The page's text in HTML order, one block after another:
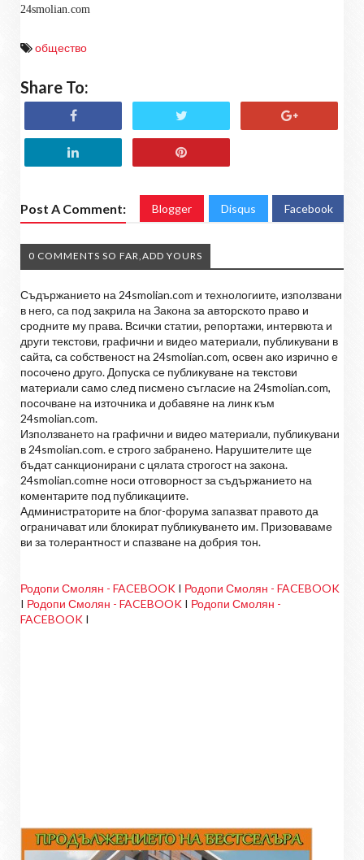
24smolian.com
общество
Share To:
Post A Comment: Blogger Disqus Facebook
0 COMMENTS SO FAR,ADD YOURS
Съдържанието на 24smolian.com и технологиите, използвани
в него, са под закрила на Закона за авторското право и
сродните му права. Всички статии, репортажи, интервюта и
други текстови, графични и видео материали, публикувани в
сайта, са собственост на 24smolian.com, освен ако изрично е
посочено друго. Допуска се публикуване на текстови
материали само след писмено съгласие на 24smolian.com,
посочване на източника и добавяне на линк към
24smolian.com.
Използването на графични и видео материали, публикувани
в 24smolian.com. е строго забранено. Нарушителите ще
бъдат санкционирани с цялата строгост на закона.
24smolian.comне носи отговорност за съдържанието на
коментарите под публикациите.
Администраторите на блог-форума запазват правото да
ограничават или блокират публикуването им. Призоваваме
ви за толерантност и спазване на добрия тон.
Родопи Смолян - FACEBOOK I Родопи Смолян - FACEBOOK
I Родопи Смолян - FACEBOOK I Родопи Смолян -
FACEBOOK I